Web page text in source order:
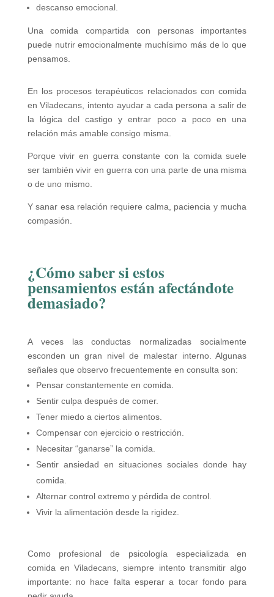
descanso emocional.
Una comida compartida con personas importantes
puede nutrir emocionalmente muchísimo más de lo que
pensamos.
En los procesos terapéuticos relacionados con comida
en Viladecans, intento ayudar a cada persona a salir de
la lógica del castigo y entrar poco a poco en una
relación más amable consigo misma.
Porque vivir en guerra constante con la comida suele
ser también vivir en guerra con una parte de una misma
o de uno mismo.
Y sanar esa relación requiere calma, paciencia y mucha
compasión.
¿Cómo saber si estos
pensamientos están afectándote
demasiado?
A veces las conductas normalizadas socialmente
esconden un gran nivel de malestar interno. Algunas
señales que observo frecuentemente en consulta son:
Pensar constantemente en comida.
Sentir culpa después de comer.
Tener miedo a ciertos alimentos.
Compensar con ejercicio o restricción.
Necesitar “ganarse” la comida.
Sentir ansiedad en situaciones sociales donde hay
comida.
Alternar control extremo y pérdida de control.
Vivir la alimentación desde la rigidez.
Como profesional de psicología especializada en
comida en Viladecans, siempre intento transmitir algo
importante: no hace falta esperar a tocar fondo para